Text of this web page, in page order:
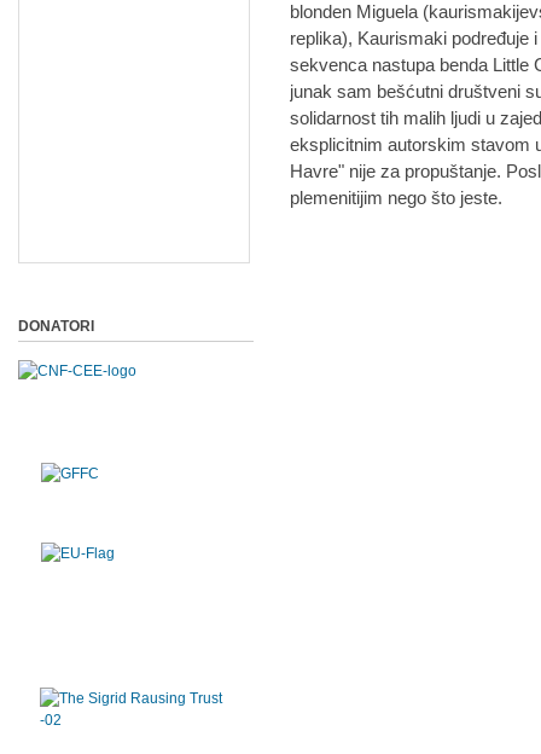
blonden Miguela
replika), Kaurismaki podređuje
sekvenca nastupa benda Little
junak sam bešćutni društveni
solidarnost tih malih ljudi u
eksplicitnim autorskim stavom
Havre" nije za propuštanje.
plemenitijim nego što jeste.
DONATORI